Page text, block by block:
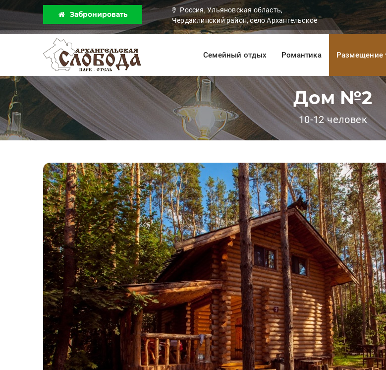
Забронировать
Россия, Ульяновская область,
Чердаклинский район, село Архангельское
Семейный отдых Романтика Размещение
Дом №2
10-12 человек